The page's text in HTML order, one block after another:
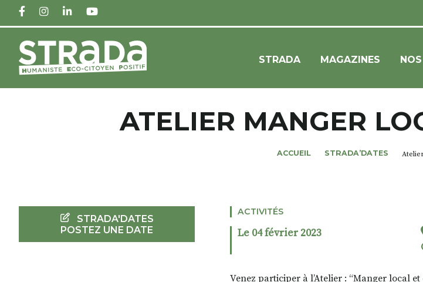
FACEBOOKINSTAGRAM
LINKEDINYOUTUBE
STRADA MAGAZINES
ATELIER MANGER
ACCUEIL STRADA’DATES
ACTIVITÉS
Le 04 février 2023
Venez participer à l’Atelier : “Manger local
STRADA'DATES
POSTEZ UNE DATE